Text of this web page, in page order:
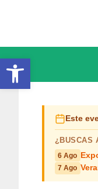
Abrir barra de
Este
¿BUSCAS
6 Ago
7 Ago